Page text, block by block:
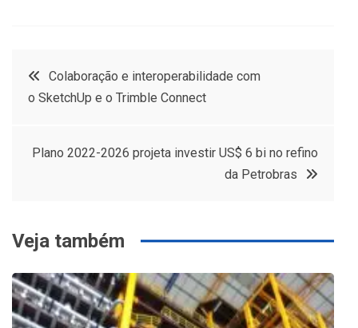
Navegação
Post
Colaboração e interoperabilidade com
o SketchUp e o Trimble Connect
Plano 2022-2026 projeta investir US$ 6 bi no refino
da Petrobras
Veja também